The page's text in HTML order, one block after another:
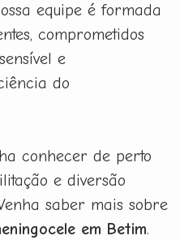
equipe é formada
comprometidos
e
do
conhecer de perto
e diversão
saber mais sobre
em Betim.